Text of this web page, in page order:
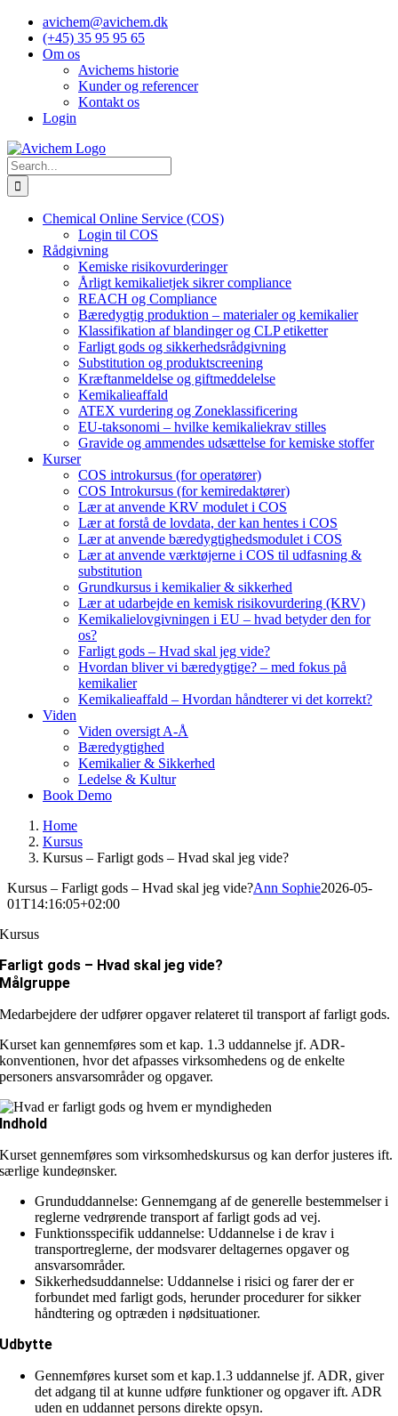
Skip
content
avichem@avichem.dk
(+45) 35 95 95 65
Om os
Avichems historie
Kunder og referencer
Kontakt os
Login
Search
for:
Chemical Online Service (COS)
Login til COS
Rådgivning
Kemiske risikovurderinger
Årligt kemikalietjek sikrer compliance
REACH og Compliance
Bæredygtig produktion – materialer og kemikalier
Klassifikation af blandinger og CLP etiketter
Farligt gods og sikkerhedsrådgivning
Substitution og produktscreening
Kræftanmeldelse og giftmeddelelse
Kemikalieaffald
ATEX vurdering og Zoneklassificering
EU-taksonomi – hvilke kemikaliekrav stilles
Gravide og ammendes udsættelse for kemiske stoffer
Kurser
COS introkursus (for operatører)
COS Introkursus (for kemiredaktører)
Lær at anvende KRV modulet i COS
Lær at forstå de lovdata, der kan hentes i COS
Lær at anvende bæredygtighedsmodulet i COS
Lær at anvende værktøjerne i COS til udfasning &
substitution
Grundkursus i kemikalier & sikkerhed
Lær at udarbejde en kemisk risikovurdering (KRV)
Kemikalielovgivningen i EU – hvad betyder den for
os?
Farligt gods – Hvad skal jeg vide?
Hvordan bliver vi bæredygtige? – med fokus på
kemikalier
Kemikalieaffald – Hvordan håndterer vi det korrekt?
Viden
Viden oversigt A-Å
Bæredygtighed
Kemikalier & Sikkerhed
Ledelse & Kultur
Book Demo
Home
Kursus
Kursus – Farligt gods – Hvad skal jeg vide?
Kursus – Farligt gods – Hvad skal jeg vide?Ann Sophie2026-05-
01T14:16:05+02:00
Kursus
Farligt gods – Hvad skal jeg vide?
Målgruppe
Medarbejdere der udfører opgaver relateret til transport af farligt gods.
Kurset kan gennemføres som et kap. 1.3 uddannelse jf. ADR-
konventionen, hvor det afpasses virksomhedens og de enkelte
personers ansvarsområder og opgaver.
Indhold
Kurset gennemføres som virksomhedskursus og kan derfor justeres ift.
særlige kundeønsker.
Grunduddannelse: Gennemgang af de generelle bestemmelser i
reglerne vedrørende transport af farligt gods ad vej.
Funktionsspecifik uddannelse: Uddannelse i de krav i
transportreglerne, der modsvarer deltagernes opgaver og
ansvarsområder.
Sikkerhedsuddannelse: Uddannelse i risici og farer der er
forbundet med farligt gods, herunder procedurer for sikker
håndtering og optræden i nødsituationer.
Udbytte
Gennemføres kurset som et kap.1.3 uddannelse jf. ADR, giver
det adgang til at kunne udføre funktioner og opgaver ift. ADR
uden en uddannet persons direkte opsyn.